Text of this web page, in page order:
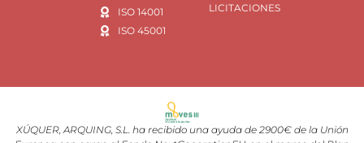
ISO 14001
ISO 45001
LICITACIONES
XÚQUER, ARQUING, S.L. ha recibido una ayuda de 2900€ de la Unión